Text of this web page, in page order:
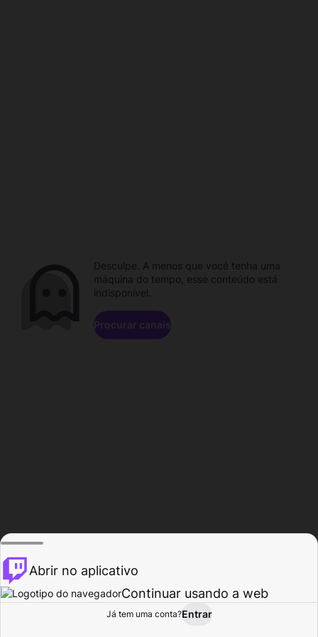
Procurar Atividade
Desculpe. A menos que você tenha uma
máquina do tempo, esse conteúdo está
indisponível.
Procurar canais
Abrir no aplicativo
Continuar usando a web
Já tem uma conta?Entrar